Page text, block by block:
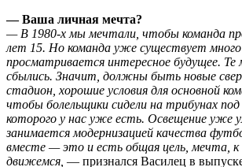
— Ваша личная мечта?
— В 1980-х мы мечтали, чтобы команда
лет 15. Но команда уже существует
просматривается интересное будущее.
сбылись. Значит, должны быть новые
стадион, хорошие условия для основной
чтобы болельщики сидели на трибунах под
которого у нас уже есть. Освещение уже
занимается модернизацией качества
вместе — это и есть общая цель, мечта,
движемся, — признался Василец в